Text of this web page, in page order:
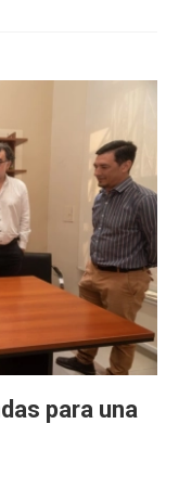
para una